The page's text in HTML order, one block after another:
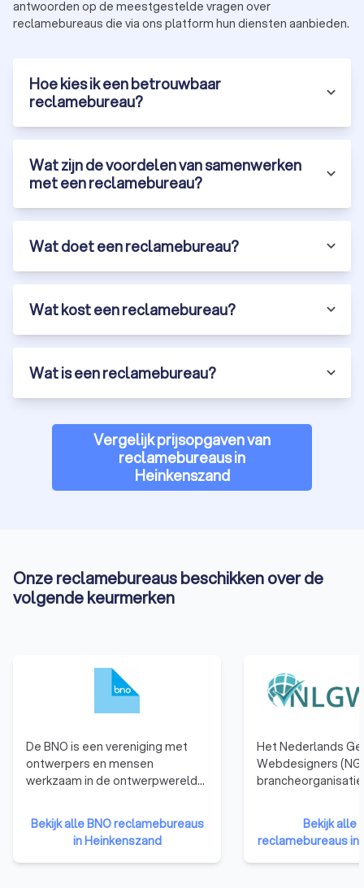
specifieke sectoren of marketingtechnieken.
Met Trustoo vind je eenvoudig de beste reclamebureaus in
groeien.
antwoorden op de meestgestelde vragen over
reclamebureaus die via ons platform hun diensten aanbieden.
Hoe kies ik een betrouwbaar
reclamebureau?
Wat zijn de voordelen van samenwerken
met een reclamebureau?
Wat doet een reclamebureau?
Wat kost een reclamebureau?
Wat is een reclamebureau?
Vergelijk prijsopgaven van
reclamebureaus in
Heinkenszand
Onze reclamebureaus beschikken over de
volgende keurmerken
De BNO is een vereniging met
ontwerpers en mensen
werkzaam in de ontwerpwereld
vertegenwoordigt en versterkt
ontwerpers in Nederland.
Bekijk alle BNO reclamebureaus
in Heinkenszand
Het Nederlands
Webdesigners
die zijn
hebben namelijk
de nodige kennis,
vaardigheden te
Bekijk alle
reclamebureaus in